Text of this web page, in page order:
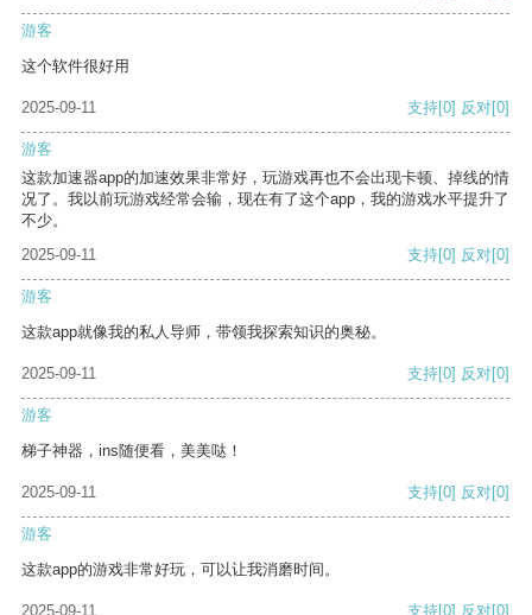
游客
这个软件很好用
2025-09-11 支持[0] 反对[0]
游客
这款加速器app的加速效果非常好，玩游戏再也不会出现卡顿、掉线的情
况了。我以前玩游戏经常会输，现在有了这个app，我的游戏水平提升了
不少。
2025-09-11
支持[0] 反对[0]
游客
这款app就像我的私人导师，带领我探索知识的奥秘。
2025-09-11 支持[0] 反对[0]
游客
梯子神器，ins随便看，美美哒！
2025-09-11 支持[0] 反对[0]
游客
这款app的游戏非常好玩，可以让我消磨时间。
2025-09-11 支持[0] 反对[0]